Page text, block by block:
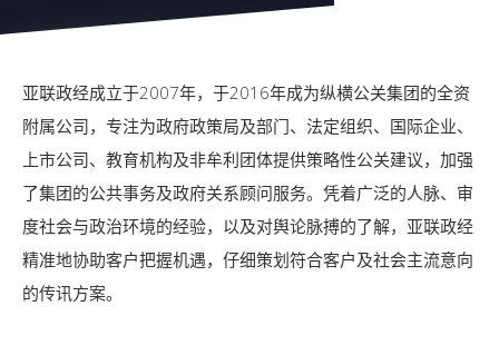
亚联政经成立于2007年，于2016年成为纵横公关集团的全资
附属公司，专注为政府政策局及部门、法定组织、国际企业、
上市公司、教育机构及非牟利团体提供策略性公关建议，加强
了集团的公共事务及政府关系顾问服务。凭着广泛的人脉、审
度社会与政治环境的经验，以及对舆论脉搏的了解，亚联政经
精准地协助客户把握机遇，仔细策划符合客户及社会主流意向
的传讯方案。